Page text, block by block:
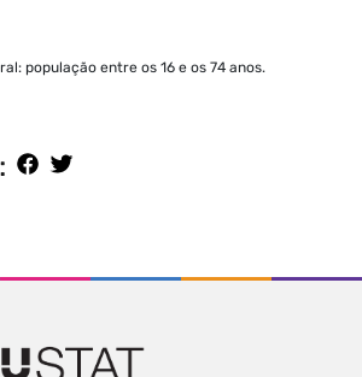
população entre os 16 e os 74 anos.